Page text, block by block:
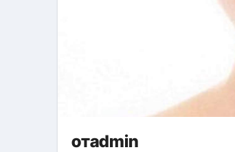
отadmin